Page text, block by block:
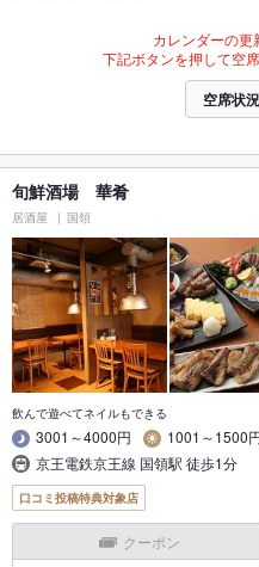
カレンダーの更
下記ボタンを押して空
空席状
旬鮮酒場 華肴
居酒屋 国領
飲んで遊べてネイルもできる
3001～4000円
1001～1500
京王電鉄京王線 国領駅 徒歩1分
口コミ投稿特典対象店
クーポン